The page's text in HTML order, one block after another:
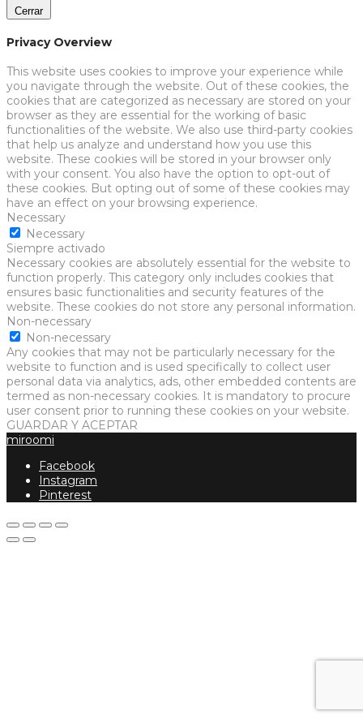
Cerrar
Privacy Overview
This website uses cookies to improve your experience while
you navigate through the website. Out of these cookies, the
cookies that are categorized as necessary are stored on your
browser as they are essential for the working of basic
functionalities of the website. We also use third-party cookies
that help us analyze and understand how you use this
website. These cookies will be stored in your browser only
with your consent. You also have the option to opt-out of
these cookies. But opting out of some of these cookies may
have an effect on your browsing experience.
Necessary
Necessary
Siempre activado
Necessary cookies are absolutely essential for the website to
function properly. This category only includes cookies that
ensures basic functionalities and security features of the
website. These cookies do not store any personal information.
Non-necessary
Non-necessary
Any cookies that may not be particularly necessary for the
website to function and is used specifically to collect user
personal data via analytics, ads, other embedded contents are
termed as non-necessary cookies. It is mandatory to procure
user consent prior to running these cookies on your website.
GUARDAR Y ACEPTAR
miroomi
Facebook
Instagram
Pinterest